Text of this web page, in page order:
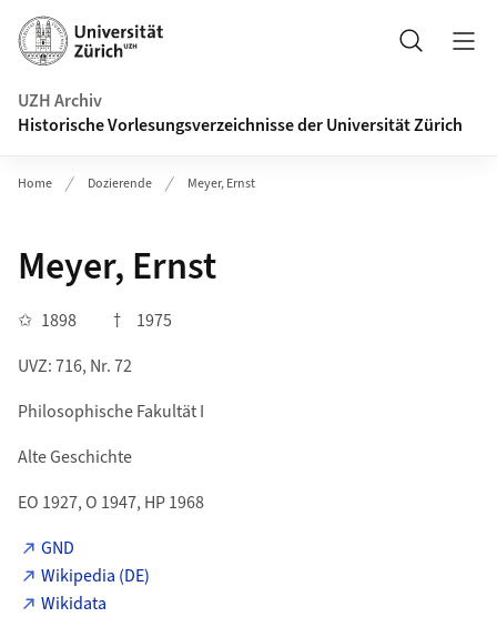
Navigation auf uzh.ch
Suche
UZH Archiv
Historische Vorlesungsverzeichnisse der Universität Zürich
Home Dozierende Meyer, Ernst
Meyer, Ernst
✩ 1898 †
1975
UVZ: 716, Nr. 72
Philosophische Fakultät I
Alte Geschichte
EO 1927, O 1947, HP 1968
GND
Wikipedia (DE)
Wikidata